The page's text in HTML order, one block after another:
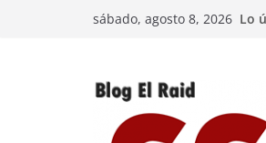
sábado, agosto 8, 2026 Lo